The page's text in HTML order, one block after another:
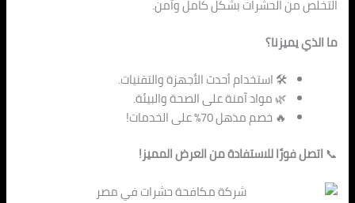
التخلص من الحشرات بشكل كامل وآمن.
ما الذي يميزنا؟
🛠️ استخدام أحدث الأجهزة والتقنيات.
🌿 مواد آمنة على الصحة والبيئة.
🔥 خصم مذهل 70% على الخدمات!
📞 اتصل فورًا للاستفادة من العرض المميز!